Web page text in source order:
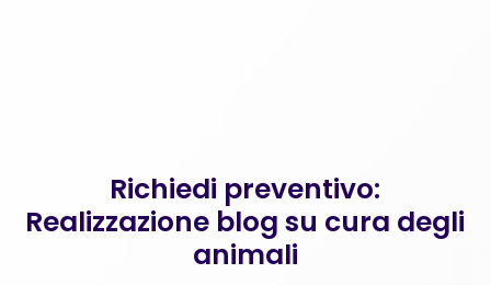
Richiedi preventivo:
Realizzazione blog su cura degli
animali